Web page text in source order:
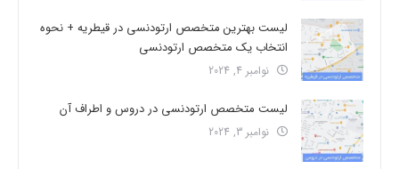
لیست بهترین متخصص ارتودنسی در قیطریه + نحوه
انتخاب یک متخصص ارتودنسی
نوامبر 4, 2024
لیست متخصص ارتودنسی در دروس و اطراف آن
نوامبر 3, 2024